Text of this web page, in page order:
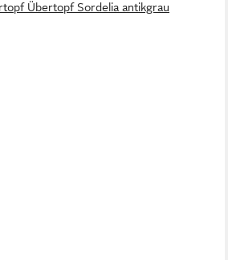
Übertopf Sordelia antikgrau